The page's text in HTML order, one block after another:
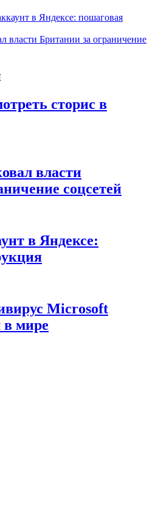
в Яндексе: пошаговая
власти Британии за ограничение
сторис в
власти
соцсетей
в Яндексе:
Microsoft
в мире